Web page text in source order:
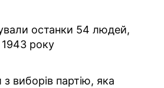
останки 54 людей,
1943 року
виборів партію, яка